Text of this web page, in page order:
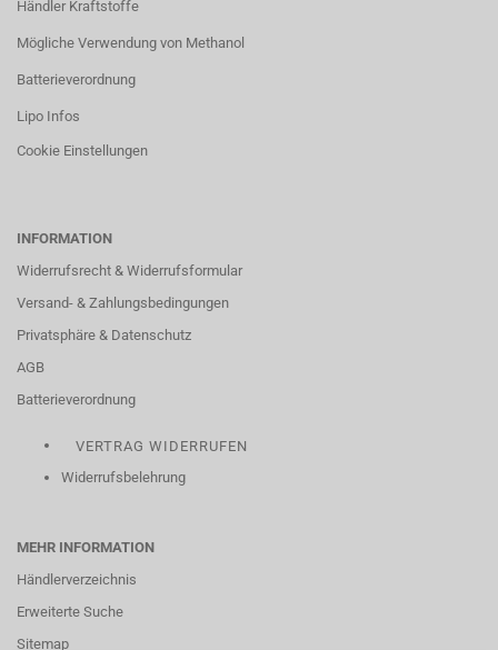
Händler Kraftstoffe
Mögliche Verwendung von Methanol
Batterieverordnung
Lipo Infos
Cookie Einstellungen
INFORMATION
Widerrufsrecht & Widerrufsformular
Versand- & Zahlungsbedingungen
Privatsphäre & Datenschutz
AGB
Batterieverordnung
VERTRAG WIDERRUFEN
Widerrufsbelehrung
MEHR INFORMATION
Händlerverzeichnis
Erweiterte Suche
Sitemap